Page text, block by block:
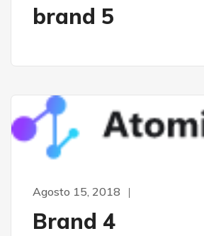
brand 5
Agosto 15, 2018
Brand 4